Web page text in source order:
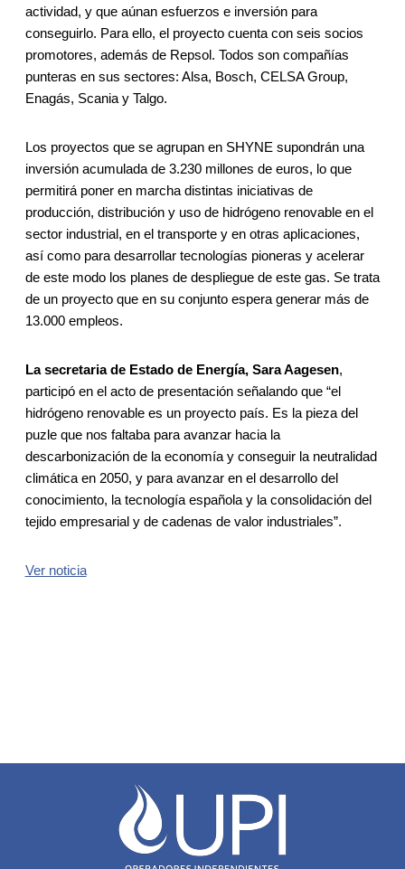
actividad, y que aúnan esfuerzos e inversión para
conseguirlo. Para ello, el proyecto cuenta con seis socios
promotores, además de Repsol. Todos son compañías
punteras en sus sectores: Alsa, Bosch, CELSA Group,
Enagás, Scania y Talgo.
Los proyectos que se agrupan en SHYNE supondrán una
inversión acumulada de 3.230 millones de euros, lo que
permitirá poner en marcha distintas iniciativas de
producción, distribución y uso de hidrógeno renovable en el
sector industrial, en el transporte y en otras aplicaciones,
así como para desarrollar tecnologías pioneras y acelerar
de este modo los planes de despliegue de este gas. Se trata
de un proyecto que en su conjunto espera generar más de
13.000 empleos.
La secretaria de Estado de Energía, Sara Aagesen,
participó en el acto de presentación señalando que “el
hidrógeno renovable es un proyecto país. Es la pieza del
puzle que nos faltaba para avanzar hacia la
descarbonización de la economía y conseguir la neutralidad
climática en 2050, y para avanzar en el desarrollo del
conocimiento, la tecnología española y la consolidación del
tejido empresarial y de cadenas de valor industriales”.
Ver noticia